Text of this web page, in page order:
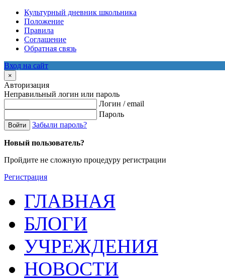
Культурный дневник школьника
Положение
Правила
Соглашение
Обратная связь
Вход на сайт
×
Авторизация
Неправильный логин или пароль
Логин / email
Пароль
Войти Забыли пароль?
Новый пользователь?
Пройдите не сложную процедуру регистрации
Регистрация
ГЛАВНАЯ
БЛОГИ
УЧРЕЖДЕНИЯ
НОВОСТИ